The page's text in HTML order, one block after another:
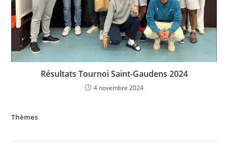
Résultats Tournoi Saint-Gaudens 2024
4 novembre 2024
Thèmes